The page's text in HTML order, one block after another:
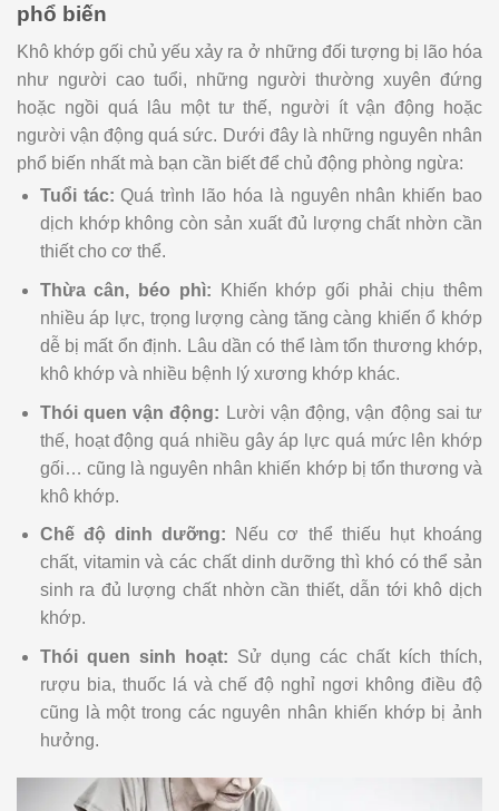
phổ biến
Khô khớp gối chủ yếu xảy ra ở những đối tượng bị lão hóa
như người cao tuổi, những người thường xuyên đứng
hoặc ngồi quá lâu một tư thế, người ít vận động hoặc
người vận động quá sức. Dưới đây là những nguyên nhân
phổ biến nhất mà bạn cần biết để chủ động phòng ngừa:
Tuổi tác: Quá trình lão hóa là nguyên nhân khiến bao
dịch khớp không còn sản xuất đủ lượng chất nhờn cần
thiết cho cơ thể.
Thừa cân, béo phì: Khiến khớp gối phải chịu thêm
nhiều áp lực, trọng lượng càng tăng càng khiến ổ khớp
dễ bị mất ổn định. Lâu dần có thể làm tổn thương khớp,
khô khớp và nhiều bệnh lý xương khớp khác.
Thói quen vận động: Lười vận động, vận động sai tư
thế, hoạt động quá nhiều gây áp lực quá mức lên khớp
gối… cũng là nguyên nhân khiến khớp bị tổn thương và
khô khớp.
Chế độ dinh dưỡng: Nếu cơ thể thiếu hụt khoáng
chất, vitamin và các chất dinh dưỡng thì khó có thể sản
sinh ra đủ lượng chất nhờn cần thiết, dẫn tới khô dịch
khớp.
Thói quen sinh hoạt: Sử dụng các chất kích thích,
rượu bia, thuốc lá và chế độ nghỉ ngơi không điều độ
cũng là một trong các nguyên nhân khiến khớp bị ảnh
hưởng.